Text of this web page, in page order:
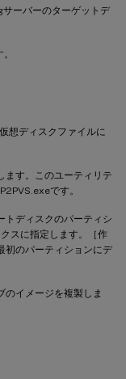
ーバーのターゲットデ
想ディスクファイルに
ます。このユーティリテ
です。
トディスクのパーティシ
スに指定します。［作
初のパーティションにデ
のイメージを複製しま